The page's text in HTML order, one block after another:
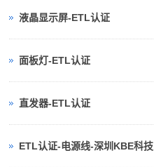
液晶显示屏-ETL认证
面板灯-ETL认证
直发器-ETL认证
ETL认证-电源线-深圳KBE科技